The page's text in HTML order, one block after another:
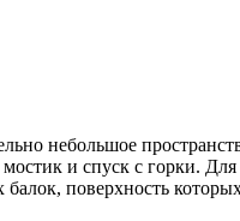
небольшое
и спуск с горки. Для
поверхность